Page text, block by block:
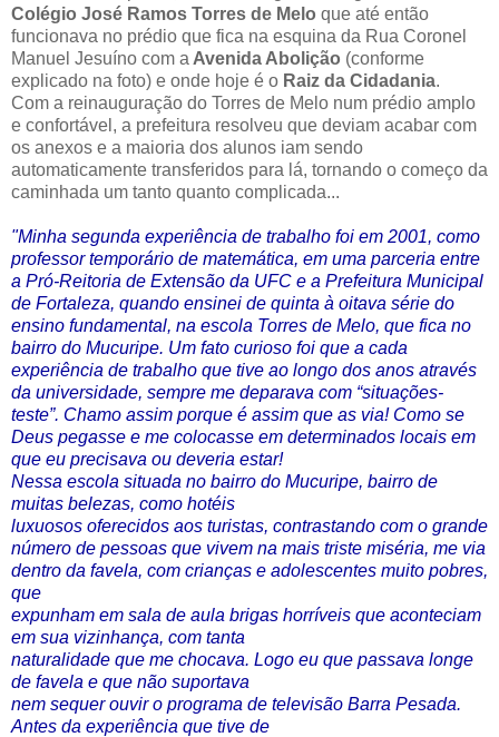
Colégio José Ramos Torres de Melo que até então
funcionava no prédio que fica na esquina da Rua Coronel
Manuel Jesuíno com a Avenida Abolição (conforme
explicado na foto) e onde hoje é o Raiz da Cidadania.
Com a reinauguração do Torres de Melo num prédio amplo
e confortável, a prefeitura resolveu que deviam acabar com
os anexos e a maioria dos alunos iam sendo
automaticamente transferidos para lá, tornando o começo da
caminhada um tanto quanto complicada...
"Minha segunda experiência de trabalho foi em 2001, como
professor temporário de matemática, em uma parceria entre
a Pró-Reitoria de Extensão da UFC e a Prefeitura Municipal
de Fortaleza, quando ensinei de quinta à oitava série do
ensino fundamental, na escola Torres de Melo, que fica no
bairro do Mucuripe. Um fato curioso foi que a cada
experiência de trabalho que tive ao longo dos anos através
da universidade, sempre me deparava com “situações-
teste”. Chamo assim porque é assim que as via! Como se
Deus pegasse e me colocasse em determinados locais em
que eu precisava ou deveria estar!
Nessa escola situada no bairro do Mucuripe, bairro de
muitas belezas, como hotéis
luxuosos oferecidos aos turistas, contrastando com o grande
número de pessoas que vivem na mais triste miséria, me via
dentro da favela, com crianças e adolescentes muito pobres,
que
expunham em sala de aula brigas horríveis que aconteciam
em sua vizinhança, com tanta
naturalidade que me chocava. Logo eu que passava longe
de favela e que não suportava
nem sequer ouvir o programa de televisão Barra Pesada.
Antes da experiência que tive de